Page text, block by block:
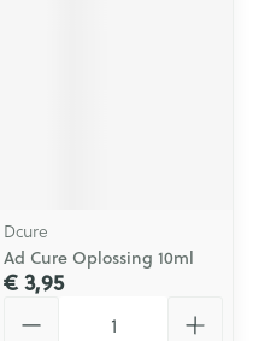
Dcure
Ad Cure Oplossing 10ml
€ 3,95